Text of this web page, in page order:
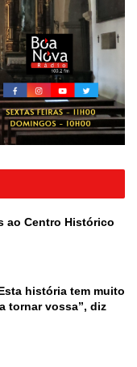
ao Centro Histórico
história tem muito
tornar vossa”, diz